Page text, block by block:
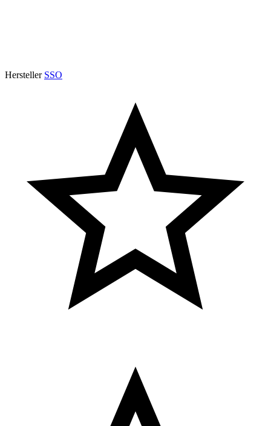
Hersteller SSO